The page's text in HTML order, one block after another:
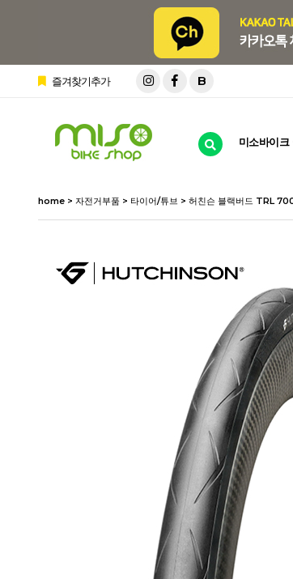
즐겨찾기추가 B
미소바이크
home > 자전거부품 > 타이어/튜브 > 허친슨 블랙버드 TRL